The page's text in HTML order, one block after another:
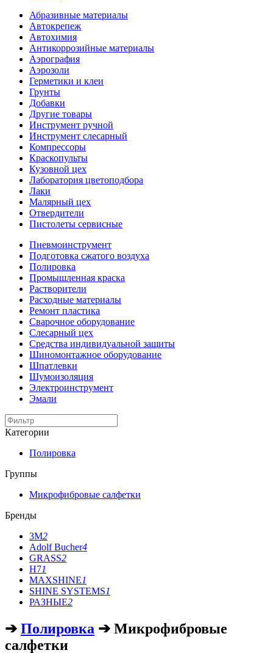
Абразивные материалы
Автокрепеж
Автохимия
Антикоррозийные материалы
Аэрография
Аэрозоли
Герметики и клеи
Грунты
Добавки
Другие товары
Инструмент ручной
Инструмент слесарный
Компрессоры
Краскопульты
Кузовной цех
Лаборатория цветоподбора
Лаки
Малярный цех
Отвердители
Пистолеты сервисные
Пневмоинструмент
Подготовка сжатого воздуха
Полировка
Промышленная краска
Растворители
Расходные материалы
Ремонт пластика
Сварочное оборудование
Слесарный цех
Средства индивидуальной защиты
Шиномонтажное оборудование
Шпатлевки
Шумоизоляция
Электроинструмент
Эмали
Категории
Полировка
Группы
Микрофибровые салфетки
Бренды
3M2
Adolf Bucher4
GRASS2
H71
MAXSHINE1
SHINE SYSTEMS1
РАЗНЫЕ2
➔ Полировка ➔ Микрофибровые
салфетки